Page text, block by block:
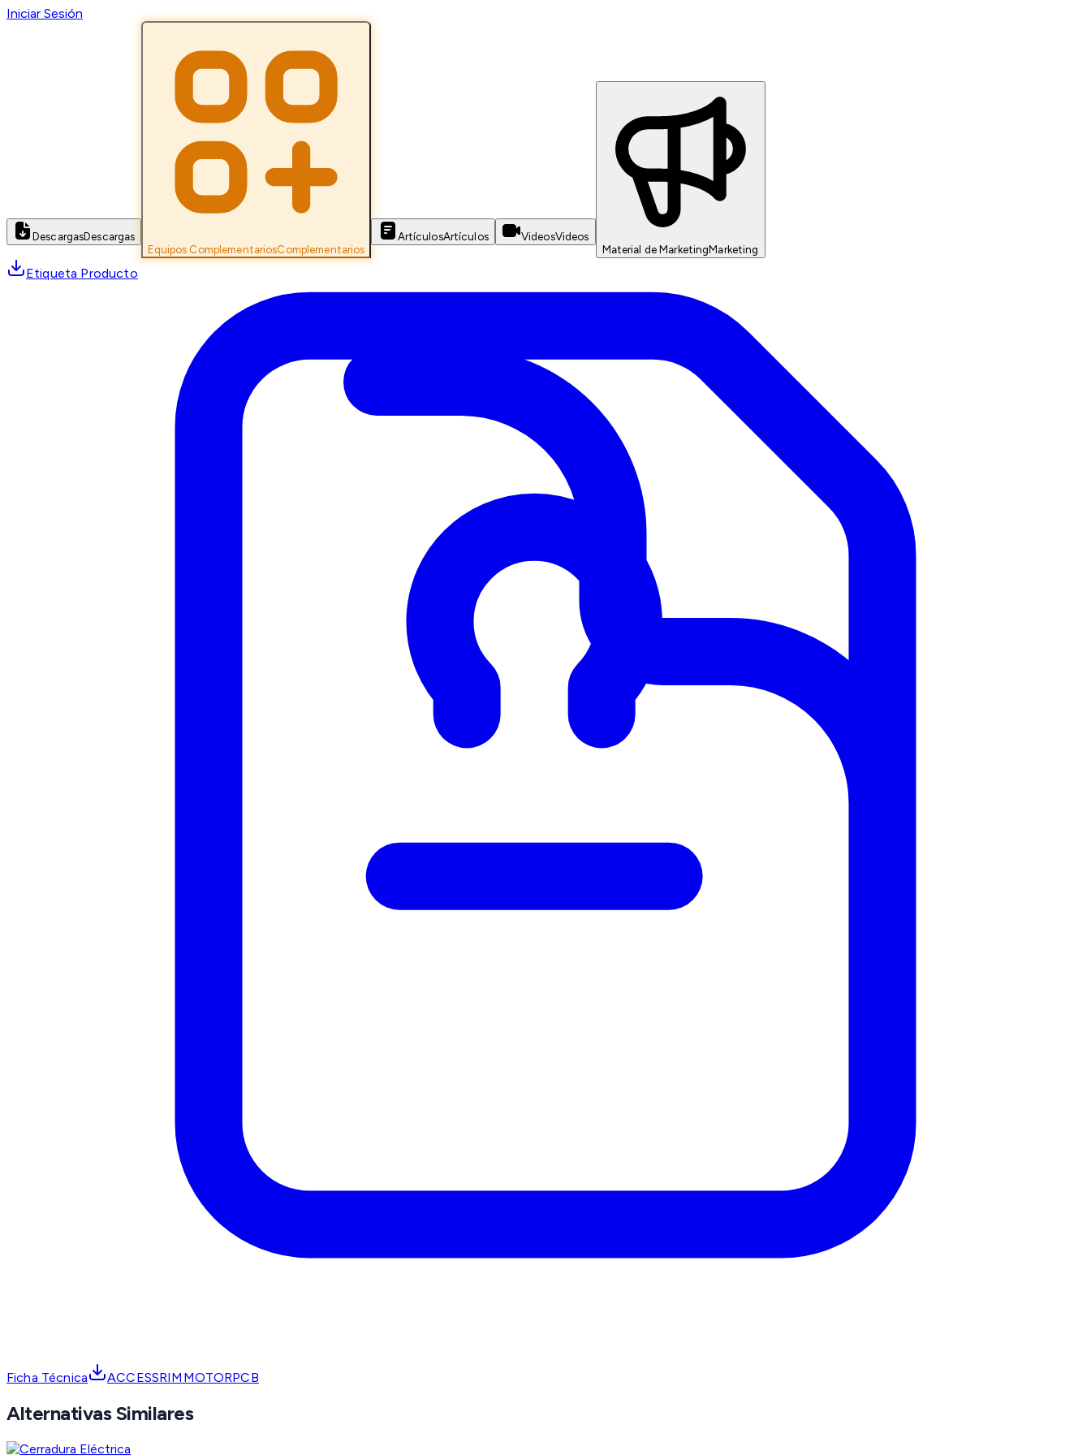
Iniciar Sesión
DescargasDescargas
Equipos ComplementariosComplementarios
ArtículosArtículos VideosVideos
Material de MarketingMarketing
Etiqueta Producto
Ficha Técnica ACCESSRIMMOTORPCB
Alternativas Similares